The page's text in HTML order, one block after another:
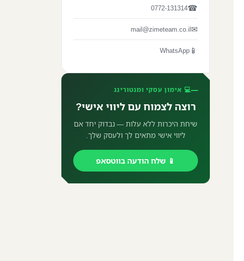
☎
0772-131314
✉
mail@zimeteam.co.il
📱
WhatsApp
💻 אימון עסקי ומנטורינג
רוצה לצמוח עם ליווי אישי?
שיחת היכרות ללא עלות — נבדוק יחד אם
ליווי אישי מתאים לך ולעסק שלך.
📱 שלח הודעה בווטסאפ